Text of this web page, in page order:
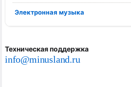
Электронная музыка
Техническая поддержка
info@minusland.ru